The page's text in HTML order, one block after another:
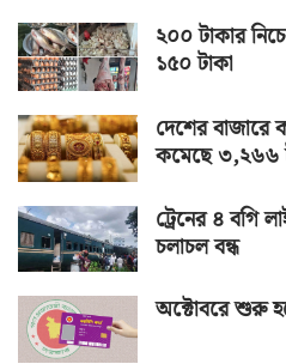
২০০ টাকার
১৫০ টাকা
দেশের
কমেছে ৩,২৬৬
ট্রেনের ৪ বগি
চলাচল বন্ধ
অক্টোবরে শুরু